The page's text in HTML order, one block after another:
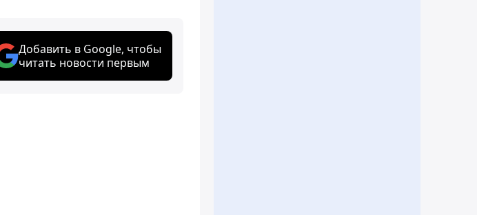
Добавить в Google, чтобы
читать новости первым